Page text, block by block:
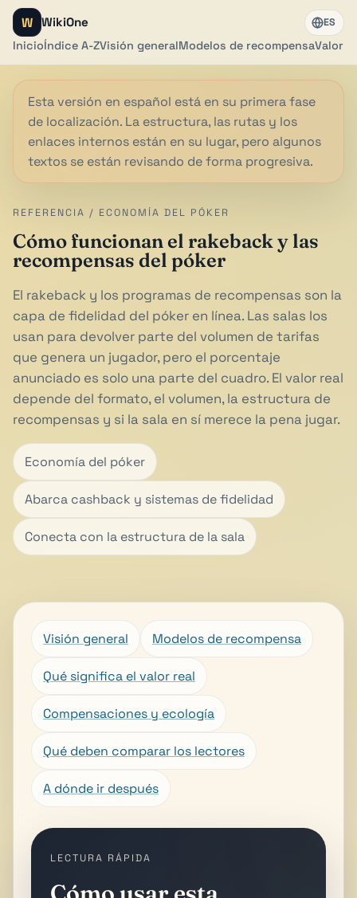
W WikiOne
InicioÍndice A-ZVisión generalModelos de recompensaValor
ES
Esta versión en español está en su primera fase
de localización. La estructura, las rutas y los
enlaces internos están en su lugar, pero algunos
textos se están revisando de forma progresiva.
REFERENCIA / ECONOMÍA DEL PÓKER
Cómo funcionan el rakeback y las
recompensas del póker
El rakeback y los programas de recompensas son la
capa de fidelidad del póker en línea. Las salas los
usan para devolver parte del volumen de tarifas
que genera un jugador, pero el porcentaje
anunciado es solo una parte del cuadro. El valor real
depende del formato, el volumen, la estructura de
recompensas y si la sala en sí merece la pena jugar.
Economía del póker
Abarca cashback y sistemas de fidelidad
Conecta con la estructura de la sala
Visión general Modelos de recompensa
Qué significa el valor real
Compensaciones y ecología
Qué deben comparar los lectores
A dónde ir después
LECTURA RÁPIDA